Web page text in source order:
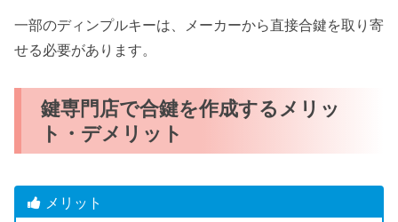
一部のディンプルキーは、メーカーから直接合鍵を取り寄
せる必要があります。
鍵専門店で合鍵を作成するメリッ
ト・デメリット
メリット